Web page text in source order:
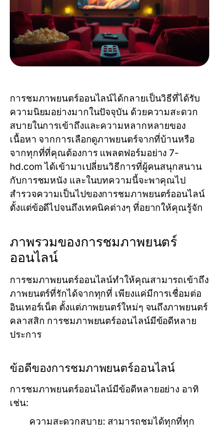
การชมภาพยนตร์ออนไลน์ได้กลายเป็นวิธีที่ได้รับ
ความนิยมอย่างมากในปัจจุบัน ด้วยความสะดวก
สบายในการเข้าถึงและความหลากหลายของ
เนื้อหา จากการเลือกดูภาพยนตร์จากที่บ้านหรือ
จากทุกที่ที่คุณต้องการ แพลตฟอร์มอย่าง 7-
hd.comได้เข้ามาเปลี่ยนวิธีการที่ผู้คนสนุกสนาน
กับการชมหนัง และในบทความนี้จะพาคุณไป
สำรวจความเป็นไปของการชมภาพยนตร์ออนไลน์
ตั้งแต่ข้อดีไปจนถึงเทคนิคต่างๆ ที่อยากให้คุณรู้จัก
ภาพรวมของการชมภาพยนตร์
ออนไลน์
การชมภาพยนตร์ออนไลน์ทำให้คุณสามารถเข้าถึง
ภาพยนตร์ที่รักได้จากทุกที่ เพียงแค่มีการเชื่อมต่อ
อินเทอร์เน็ต ตั้งแต่ภาพยนตร์ใหม่ๆ จนถึงภาพยนตร์
คลาสสิก การชมภาพยนตร์ออนไลน์มีข้อดีหลาย
ประการ
ข้อดีของการชมภาพยนตร์ออนไลน์
การชมภาพยนตร์ออนไลน์มีข้อดีหลายอย่าง อาทิ
เช่น:
ความสะดวกสบาย: สามารถชมได้ทุกที่ทุก